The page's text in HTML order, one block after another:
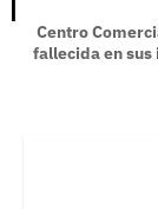
Centro
fallecida en sus